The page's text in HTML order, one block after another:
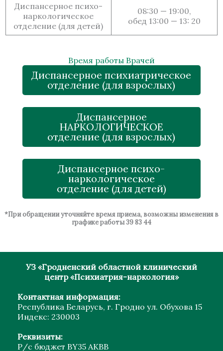
Диспансерное психо-
наркологическое
отделение (для детей)
08:30 — 19:00,
обед 13:00 — 13: 20
Время работы Врачей
Диспансерное психиатрическое
отделение (для взрослых)
Диспансерное
НАРКОЛОГИЧЕСКОЕ
отделение (для взрослых)
Диспансерное психо-
наркологическое
отделение (для детей)
*При обращении уточняйте время приема, возможны изменения в
графике работы 39 83 44
УЗ «Гродненский областной клинический
центр «Психиатрия-наркология»
Контактная информация:
Республика Беларусь, г. Гродно ул. Обухова 15
Индекс: 230003
Реквизиты:
Р/с бюджет ВY35 АКВВ